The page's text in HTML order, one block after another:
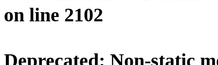
on line 2102
Deprecated: Non-static